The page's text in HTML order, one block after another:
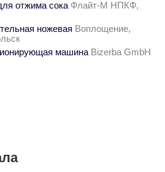
отжима сока Флайт-М НПКФ,
ножевая Воплощение,
машина Bizerba GmbH